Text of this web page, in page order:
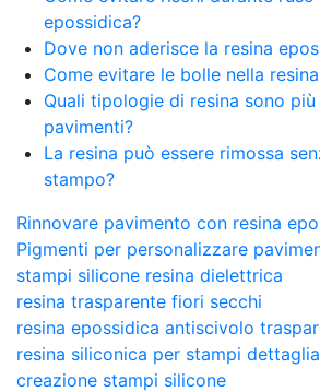
epossidica?
Dove non aderisce la resina
Come evitare le bolle nella
Quali tipologie di resina sono
pavimenti?
La resina può essere rimossa
stampo?
Rinnovare pavimento con resina
Pigmenti per personalizzare
stampi silicone resina dielettrica
resina trasparente fiori secchi
resina epossidica antiscivolo
resina siliconica per stampi
creazione stampi silicone